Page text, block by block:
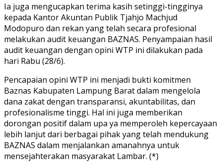
Ia juga mengucapkan terima kasih setinggi-tingginya
kepada Kantor Akuntan Publik Tjahjo Machjud
Modopuro dan rekan yang telah secara profesional
melakukan audit keuangan BAZNAS. Penyampaian hasil
audit keuangan dengan opini WTP ini dilakukan pada
hari Rabu (28/6).
Pencapaian opini WTP ini menjadi bukti komitmen
Baznas Kabupaten Lampung Barat dalam mengelola
dana zakat dengan transparansi, akuntabilitas, dan
profesionalisme tinggi. Hal ini juga memberikan
dorongan positif dalam upa ya memperoleh kepercayaan
lebih lanjut dari berbagai pihak yang telah mendukung
BAZNAS dalam menjalankan amanahnya untuk
mensejahterakan masyarakat Lambar. (*)